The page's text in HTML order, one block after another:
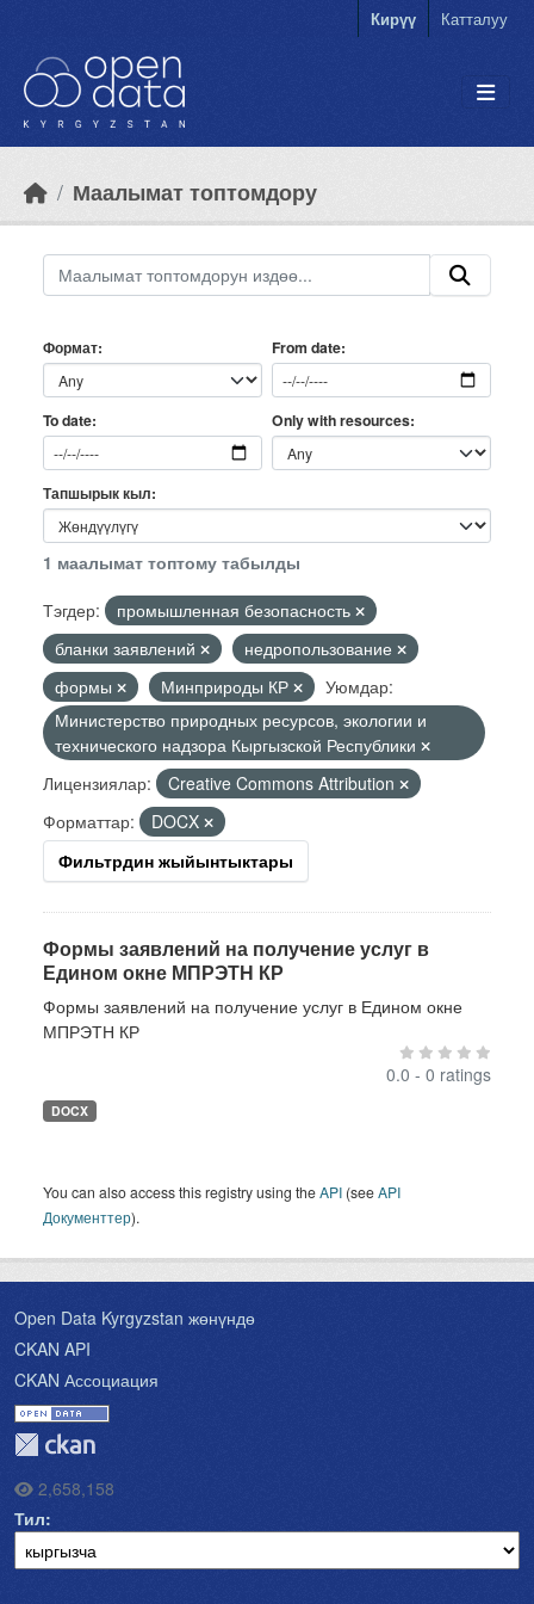
Кирүү Катталуу
Маалымат топтомдору
Формат From date
To date Only with resources
Тапшырык кыл
1 маалымат топтому табылды
Тэгдер:
промышленная безопасность
бланки заявлений
недропользование
формы
Минприроды КР
Уюмдар:
Министерство природных ресурсов, экологии и
технического надзора Кыргызской Республики
Лицензиялар:
Creative Commons Attribution
Форматтар:
DOCX
Фильтрдин жыйынтыктары
Формы заявлений на получение услуг в
Едином окне МПРЭТН КР
Формы заявлений на получение услуг в Едином окне
МПРЭТН КР
0.0 - 0 ratings
DOCX
You can also access this registry using theAPI (seeAPI
Документтер).
Open Data Kyrgyzstan жөнүндө
CKAN API
CKAN Ассоциация
2,658,158
Тил